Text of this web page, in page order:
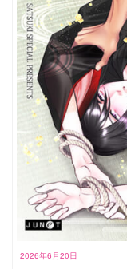
2026年6月20日